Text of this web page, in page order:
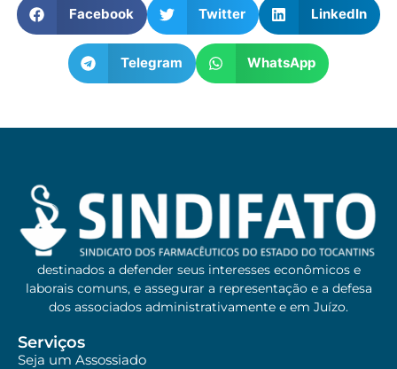
Facebook Twitter LinkedIn
Telegram WhatsApp
destinados a defender seus interesses econômicos e
laborais comuns, e assegurar a representação e a defesa
dos associados administrativamente e em Juízo.
Serviços
Seja um Assossiado